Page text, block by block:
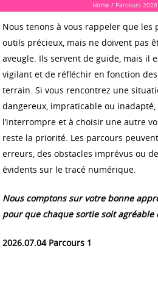
Home / Parcours 2026
Nous tenons à vous rappeler que les
outils précieux, mais ne doivent pas
aveugle. Ils servent de guide, mais il
vigilant et de réfléchir en fonction
terrain. Si vous rencontrez une
dangereux, impraticable ou inadapté,
l’interrompre et à choisir une autre
reste la priorité. Les parcours
erreurs, des obstacles imprévus ou
évidents sur le tracé numérique.
Nous comptons sur votre bonne
pour que chaque sortie soit agréable
2026.07.04 Parcours 1